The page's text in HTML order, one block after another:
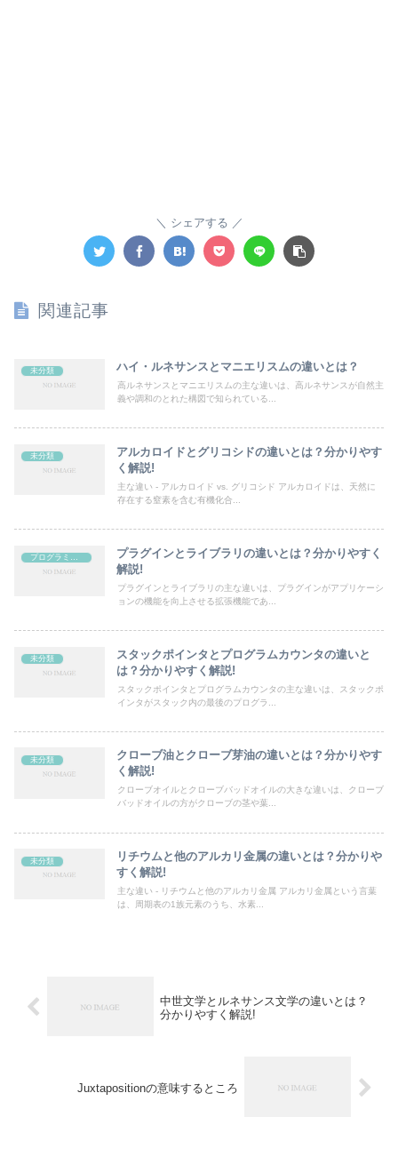
シェアする
関連記事
未分類 ハイ・ルネサンスとマニエリスムの違いとは？
高ルネサンスとマニエリスムの主な違いは、高ルネサンスが自然主
義や調和のとれた構図で知られている...
未分類
アルカロイドとグリコシドの違いとは？分かりやす
く解説!
主な違い - アルカロイド vs. グリコシド アルカロイドは、天然に
存在する窒素を含む有機化合...
プラグインとライブラリの違いとは？分かりやすく
解説!
プラグインとライブラリの主な違いは、プラグインがアプリケーシ
ョンの機能を向上させる拡張機能であ...
未分類
スタックポインタとプログラムカウンタの違いと
は？分かりやすく解説!
スタックポインタとプログラムカウンタの主な違いは、スタックポ
インタがスタック内の最後のプログラ...
未分類
クローブ油とクローブ芽油の違いとは？分かりやす
く解説!
クローブオイルとクローブバッドオイルの大きな違いは、クローブ
バッドオイルの方がクローブの茎や葉...
未分類
リチウムと他のアルカリ金属の違いとは？分かりや
すく解説!
主な違い - リチウムと他のアルカリ金属 アルカリ金属という言葉
は、周期表の1族元素のうち、水素...
中世文学とルネサンス文学の違いとは？
分かりやすく解説!
Juxtapositionの意味するところ